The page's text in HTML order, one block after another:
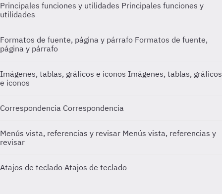
Principales funciones y utilidades Principales funciones y
utilidades
Formatos de fuente, página y párrafo Formatos de fuente,
página y párrafo
Imágenes, tablas, gráficos e iconos Imágenes, tablas, gráficos
e iconos
Correspondencia Correspondencia
Menús vista, referencias y revisar Menús vista, referencias y
revisar
Atajos de teclado Atajos de teclado